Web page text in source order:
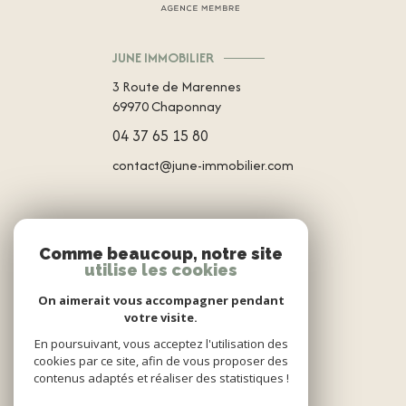
JUNE IMMOBILIER
3 Route de Marennes
69970Chaponnay
04 37 65 15 80
contact@june-immobilier.com
NOUS SUIVRE
Comme beaucoup, notre site
utilise les cookies
On aimerait vous accompagner pendant
votre visite.
En poursuivant, vous acceptez l'utilisation des
cookies par ce site, afin de vous proposer des
contenus adaptés et réaliser des statistiques !